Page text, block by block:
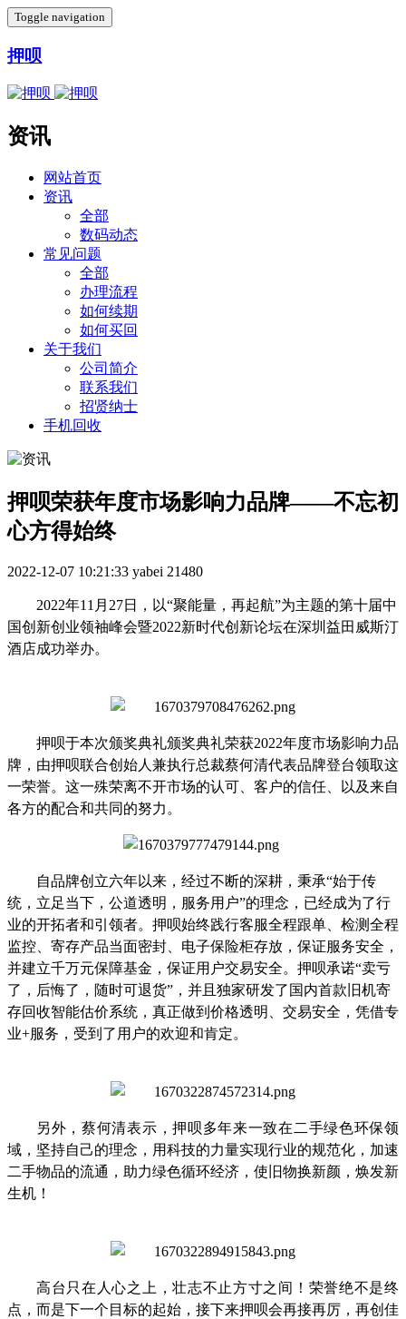
Toggle navigation
押呗
资讯
网站首页
资讯
全部
数码动态
常见问题
全部
办理流程
如何续期
如何买回
关于我们
公司简介
联系我们
招贤纳士
手机回收
押呗荣获年度市场影响力品牌——不忘初
心方得始终
2022-12-07 10:21:33 yabei 21480
2022年11月27日，以“聚能量，再起航”为主题的第十届中
国创新创业领袖峰会暨2022新时代创新论坛在深圳益田威斯汀
酒店成功举办。
押呗于本次颁奖典礼颁奖典礼荣获2022年度市场影响力品
牌，由押呗联合创始人兼执行总裁蔡何清代表品牌登台领取这
一荣誉。这一殊荣离不开市场的认可、客户的信任、以及来自
各方的配合和共同的努力。
自品牌创立六年以来，经过不断的深耕，秉承“始于传
统，立足当下，公道透明，服务用户”的理念，已经成为了行
业的开拓者和引领者。押呗始终践行客服全程跟单、检测全程
监控、寄存产品当面密封、电子保险柜存放，保证服务安全，
并建立千万元保障基金，保证用户交易安全。押呗承诺“卖亏
了，后悔了，随时可退货”，并且独家研发了国内首款旧机寄
存回收智能估价系统，真正做到价格透明、交易安全，凭借专
业+服务，受到了用户的欢迎和肯定。
另外，蔡何清表示，押呗多年来一致在二手绿色环保领
域，坚持自己的理念，用科技的力量实现行业的规范化，加速
二手物品的流通，助力绿色循环经济，使旧物换新颜，焕发新
生机！
高台只在人心之上，壮志不止方寸之间！荣誉绝不是终
点，而是下一个目标的起始，接下来押呗会再接再厉，再创佳